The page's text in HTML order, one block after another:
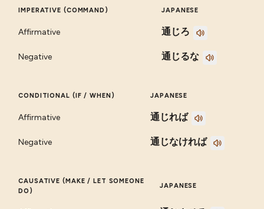
IMPERATIVE (COMMAND) JAPANESE
Affirmative 通じろ
Negative 通じるな
CONDITIONAL (IF / WHEN) JAPANESE
Affirmative 通じれば
Negative 通じなければ
CAUSATIVE (MAKE / LET SOMEONE
DO)
JAPANESE